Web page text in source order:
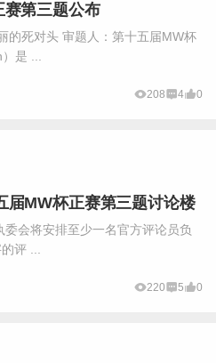
赛第三题公布
的死对头 审题人：第十五届MW杯
是 ...
208 4 0
届MW杯正赛第三题讨论楼
会将安排至少一名官方评论员负
评 ...
220 5 0